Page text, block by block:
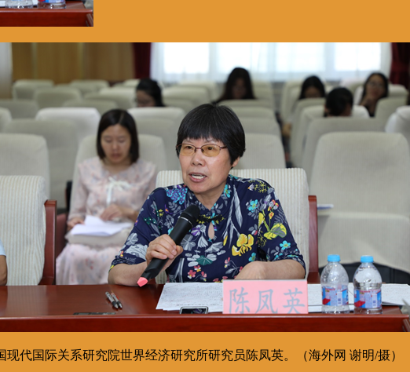
现代国际关系研究院世界经济研究所研究员陈凤英。（海外网 谢明/摄）